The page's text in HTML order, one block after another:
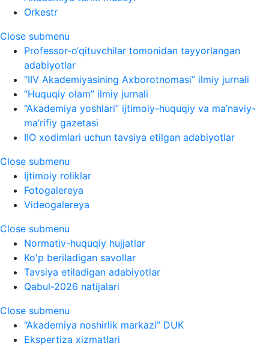
Orkestr
Close submenu
Professor-o‘qituvchilar tomonidan tayyorlangan
adabiyotlar
“IIV Akademiyasining Axborotnomasi” ilmiy jurnali
“Huquqiy olam” ilmiy jurnali
“Akademiya yoshlari” ijtimoiy-huquqiy va ma’naviy-
ma’rifiy gazetasi
IIO xodimlari uchun tavsiya etilgan adabiyotlar
Close submenu
Ijtimoiy roliklar
Fotogalereya
Videogalereya
Close submenu
Normativ-huquqiy hujjatlar
Ko'p beriladigan savollar
Tavsiya etiladigan adabiyotlar
Qabul-2026 natijalari
Close submenu
“Akademiya noshirlik markazi” DUK
Ekspertiza xizmatlari